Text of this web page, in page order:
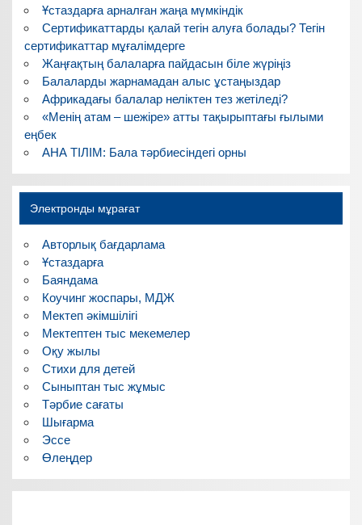
Ұстаздарға арналған жаңа мүмкіндік
Сертификаттарды қалай тегін алуға болады? Тегін
сертификаттар мұғалімдерге
Жаңғақтың балаларға пайдасын біле жүріңіз
Балаларды жарнамадан алыс ұстаңыздар
Африкадағы балалар неліктен тез жетіледі?
«Менің атам – шежіре» атты тақырыптағы ғылыми
еңбек
АНА ТІЛІМ: Бала тәрбиесіндегі орны
Электронды мұрағат
Авторлық бағдарлама
Ұстаздарға
Баяндама
Коучинг жоспары, МДЖ
Мектеп әкімшілігі
Мектептен тыс мекемелер
Оқу жылы
Стихи для детей
Сыныптан тыс жұмыс
Тәрбие сағаты
Шығарма
Эссе
Өлеңдер